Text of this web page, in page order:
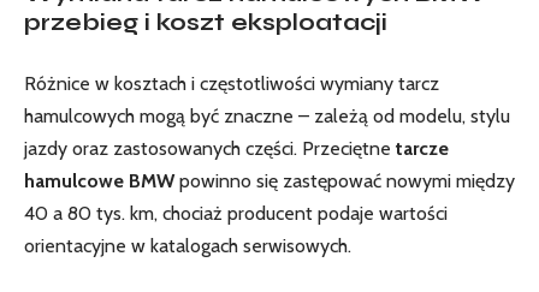
przebieg i koszt eksploatacji
Różnice w kosztach i częstotliwości wymiany tarcz
hamulcowych mogą być znaczne – zależą od modelu, stylu
jazdy oraz zastosowanych części. Przeciętne tarcze
hamulcowe BMWpowinno się zastępować nowymi między
40 a 80 tys. km, chociaż producent podaje wartości
orientacyjne w katalogach serwisowych.